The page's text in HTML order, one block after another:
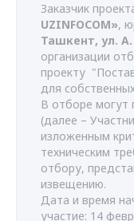
Заказчик
UZINFOCOM»,
Ташкент, ул.
организации
проекту
для
В отборе могут
(далее –
изложенным
техническим
отбору,
извещению.
Дата и время
участие: 14